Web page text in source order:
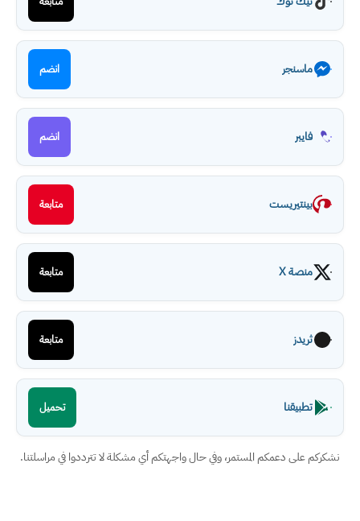
ماسنجر انضم
فايبر انضم
بينتيريست متابعة
منصة X متابعة
ثريدز متابعة
تطبيقنا تحميل
نشكركم على دعمكم المستمر، وفي حال واجهتكم أي مشكلة لا تترددوا في مراسلتنا.